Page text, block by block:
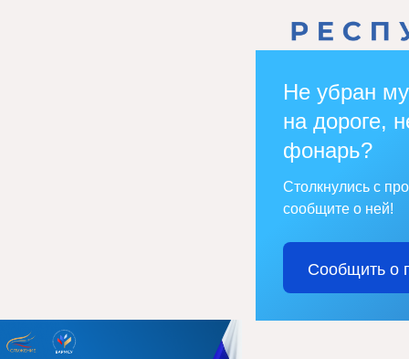
Не убран
на дороге,
фонарь?
Столкнулись с
сообщите о ней!
Сообщить о